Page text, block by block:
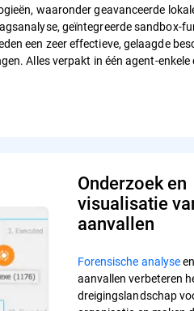
waaronder geavanceerde
geïntegreerde sandbox-
een zeer effectieve, gelaagde
Alles verpakt in één agent-enkele
Onderzoek en
visualisatie
aanvallen
Forensische analyse
aanvallen verbeteren
dreigingslandschap